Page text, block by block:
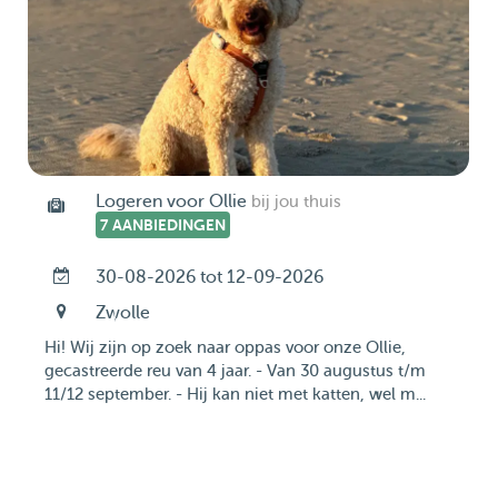
Logeren voor Ollie bij jou thuis
7 AANBIEDINGEN
30-08-2026 tot 12-09-2026
Zwolle
Hi! Wij zijn op zoek naar oppas voor onze Ollie,
gecastreerde reu van 4 jaar. - Van 30 augustus t/m
11/12 september. - Hij kan niet met katten, wel m...